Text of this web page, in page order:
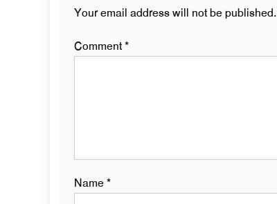
Your email address will not be published.
Comment*
Name*